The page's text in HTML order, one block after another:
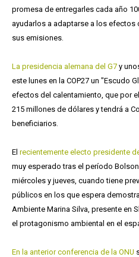
promesa de entregarles cada año
ayudarlos a adaptarse a los
sus emisiones.
La presidencia alemana del G7 y
este lunes en la COP27 un "Escudo
efectos del calentamiento, que por
215 millones de dólares y tendrá a
beneficiarios.
El recientemente electo presidente
muy esperado tras el período
miércoles y jueves, cuando tiene
públicos en los que espera
Ambiente Marina Silva, presente en
el protagonismo ambiental en el
En la anterior conferencia de la ONU